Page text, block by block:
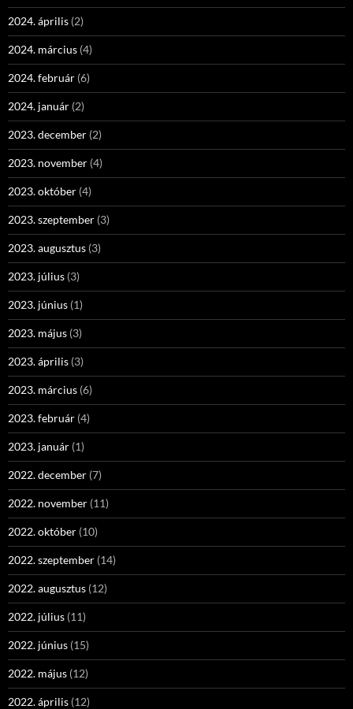
2024. április (2)
2024. március (4)
2024. február (6)
2024. január (2)
2023. december (2)
2023. november (4)
2023. október (4)
2023. szeptember (3)
2023. augusztus (3)
2023. július (3)
2023. június (1)
2023. május (3)
2023. április (3)
2023. március (6)
2023. február (4)
2023. január (1)
2022. december (7)
2022. november (11)
2022. október (10)
2022. szeptember (14)
2022. augusztus (12)
2022. július (11)
2022. június (15)
2022. május (12)
2022. április (12)